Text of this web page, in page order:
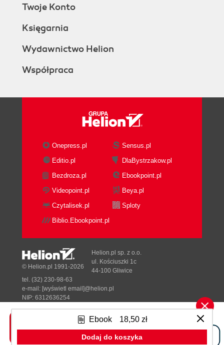
Ebook 18,50 zł
Dodaj do koszyka
Twoje Konto
Księgarnia
Wydawnictwo Helion
Współpraca
Onepress.pl
Sensus.pl
Editio.pl
DlaBystrzakow.pl
Bezdroza.pl
Ebookpoint.pl
Videopoint.pl
Beya.pl
Czytalisek.pl
Sploty
Biblio.Ebookpoint.pl
Tonik.pl
© Helion.pl 1991-2026
Helion.pl sp. z o.o.
ul. Kościuszki 1c
44-100 Gliwice
tel. (32) 230-98-63
e-mail: [wyświetl email]@helion.pl
NIP: 6312636254